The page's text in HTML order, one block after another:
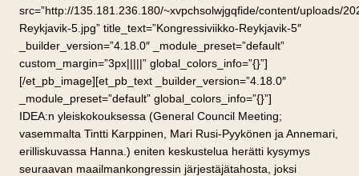
src=”http://135.181.236.180/~xvpchsolwjgqfide/content/uploads/
Reykjavik-5.jpg” title_text=”Kongressiviikko-Reykjavik-5″
_builder_version=”4.18.0″ _module_preset=”default”
custom_margin=”3px|||||” global_colors_info=”{}”]
[/et_pb_image][et_pb_text _builder_version=”4.18.0″
_module_preset=”default” global_colors_info=”{}”]
IDEA:n yleiskokouksessa (General Council Meeting;
vasemmalta Tintti Karppinen, Mari Rusi-Pyykönen ja Annemari,
erilliskuvassa Hanna.) eniten keskustelua herätti kysymys
seuraavan maailmankongressin järjestäjätahosta, joksi